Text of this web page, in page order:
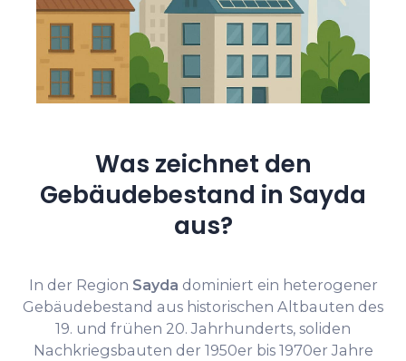
Was zeichnet den
Gebäudebestand in Sayda
aus?
In der Region Sayda dominiert ein heterogener
Gebäudebestand aus historischen Altbauten des
19. und frühen 20. Jahrhunderts, soliden
Nachkriegsbauten der 1950er bis 1970er Jahre